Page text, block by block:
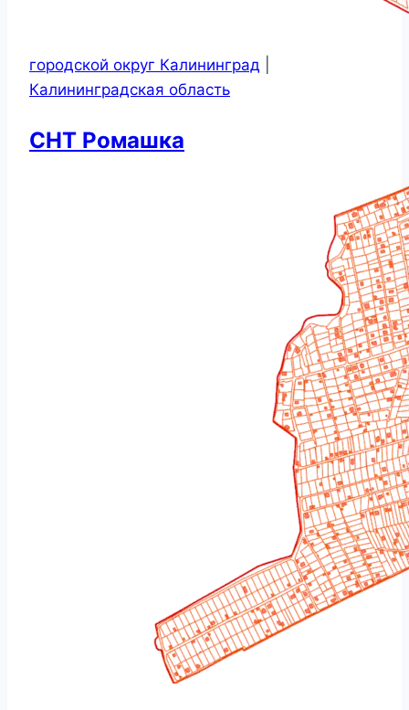
городской округ Калининград
Калининградская область
СНТ Ромашка